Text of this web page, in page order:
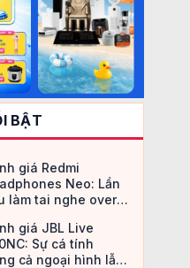
BẬT
giá Redmi
Neo: Lần
làm tai nghe over-
giá JBL Live
Sự cá tính
cả ngoại hình lẫn